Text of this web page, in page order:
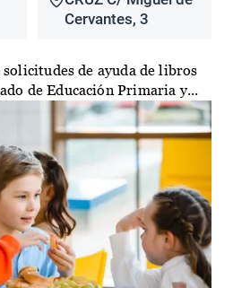
Cervantes, 3
solicitudes de ayuda de libros
de Educación Primaria y...